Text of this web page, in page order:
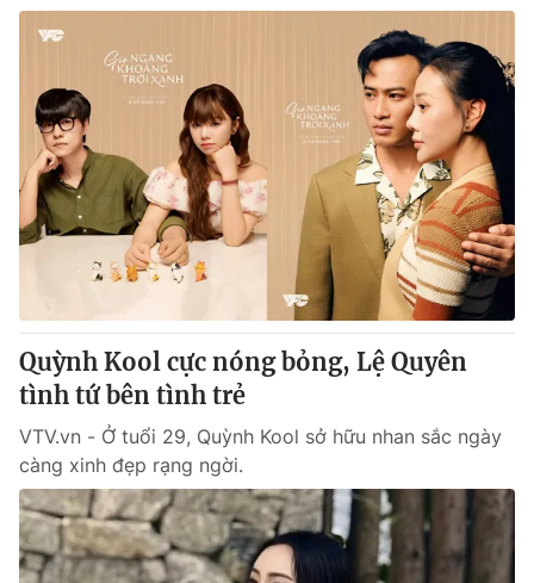
Quỳnh Kool cực nóng bỏng, Lệ Quyên
tình tứ bên tình trẻ
VTV.vn - Ở tuổi 29, Quỳnh Kool sở hữu nhan sắc ngày
càng xinh đẹp rạng ngời.